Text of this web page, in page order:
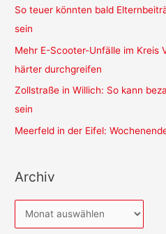
So teuer könnten bald
sein
Mehr E-Scooter-Unfälle im Kreis
härter durchgreifen
Zollstraße in Willich: So kann
sein
Meerfeld in der Eifel:
Archiv
r